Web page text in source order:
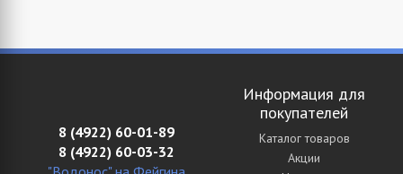
8 (4922) 60-01-89
8 (4922) 60-03-32
Информация для
покупателей
Каталог товаров
Акции